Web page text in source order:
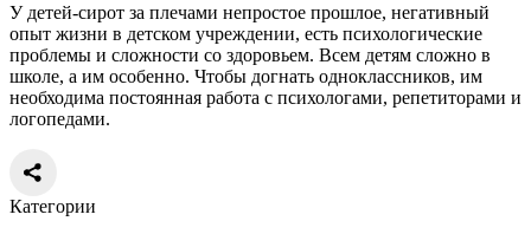
У детей-сирот за плечами непростое прошлое, негативный
опыт жизни в детском учреждении, есть психологические
проблемы и сложности со здоровьем. Всем детям сложно в
школе, а им особенно. Чтобы догнать одноклассников, им
необходима постоянная работа с психологами, репетиторами и
логопедами.
Категории